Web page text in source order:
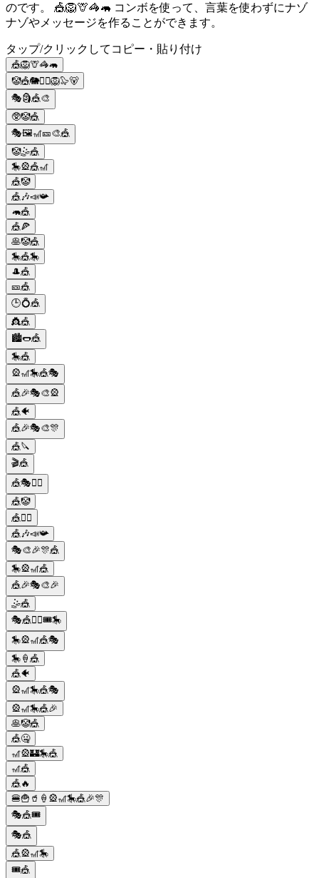
のです。 🎪🦁🦒🦓🦛 コンボを使って、言葉を使わずにナゾ
ナゾやメッセージを作ることができます。
タップ/クリックしてコピー・貼り付け
🎪🦁🦒🦓🦛
🤡🎪🐘🤹‍♂🦁🦭🐻
🎭🗿🎪🎨
🥸🤡🎪
🎭🖼🎢🎫🎨🎪
🤡🤹🎪
🎠🎡🎪🎢
🎪🤡
🎪🎶📣📯
🦛🎪
🎪🍕
🥞🤡🎪
🎠🎪🎠
🎩🎪
🎫🎪
🕒💍🎪
👸🎪
🏙️🌭🎪
🎠🎪
🎡🎢🎠🎪🎭
🎪🎉🎭🎨🎡
🎪🐠
🎪🎉🎭🎨🎊
🎪🔪
🎬🎪
🎪🎭🤹‍♀️
🎪🤡
🎪🤹‍♀️
🎪🎶📣📯
🎭🎨🎉🎊🎪
🎠🎡🎢🎪
🎪🎉🎭🎨🎉
🤹🎪
🎭🎪🤹‍♂️🎟️🎠
🎠🎡🎢🎪🎭
🎠🍦🎪
🎪🐠
🎡🎢🎠🎪🎭
🎡🎢🎠🎪🎉
🥞🤡🎪
🎪🤐
🎢🎡🏰🎠🎪
🎢🎪
🎪🔥
🍔🍟🥤🍦🎡🎢🎠🎪🎉🎊
🎭🎪🎟️
🎭🎪
🎪🎡🎢🎠
🎟️🎪